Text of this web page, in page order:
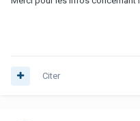
Citer